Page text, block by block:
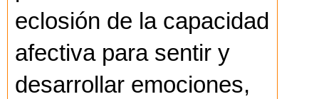
eclosión de la capacidad
afectiva para sentir y
desarrollar emociones,